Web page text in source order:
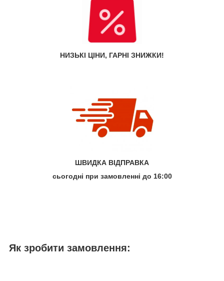
НИЗЬКІ ЦІНИ, ГАРНІ ЗНИЖКИ!
ШВИДКА ВІДПРАВКА
сьогодні при замовленні до 16:00
Як зробити замовлення: